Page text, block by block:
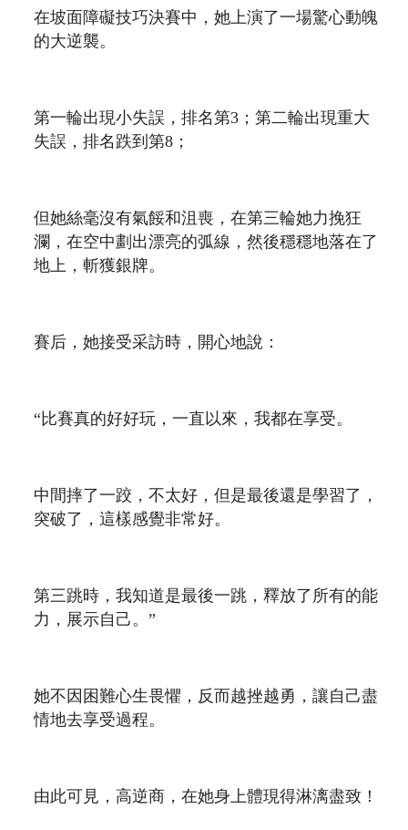
在坡面障礙技巧決賽中，她上演了一場驚心動魄
的大逆襲。
第一輪出現小失誤，排名第3；第二輪出現重大
失誤，排名跌到第8；
但她絲毫沒有氣餒和沮喪，在第三輪她力挽狂
瀾，在空中劃出漂亮的弧線，然後穩穩地落在了
地上，斬獲銀牌。
賽后，她接受采訪時，開心地說：
“比賽真的好好玩，一直以來，我都在享受。
中間摔了一跤，不太好，但是最後還是學習了，
突破了，這樣感覺非常好。
第三跳時，我知道是最後一跳，釋放了所有的能
力，展示自己。”
她不因困難心生畏懼，反而越挫越勇，讓自己盡
情地去享受過程。
由此可見，高逆商，在她身上體現得淋漓盡致！